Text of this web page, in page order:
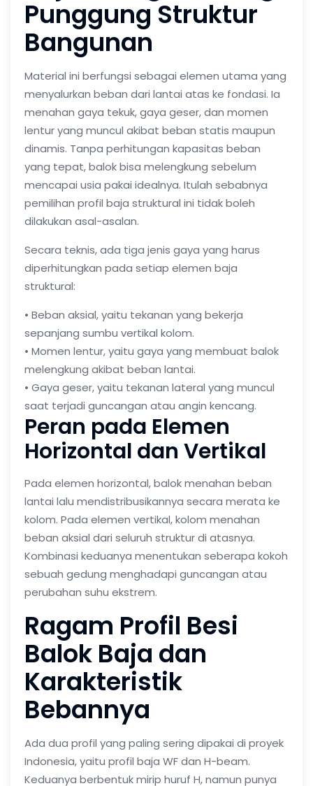
Punggung Struktur
Bangunan
Material ini berfungsi sebagai elemen utama yang
menyalurkan beban dari lantai atas ke fondasi. Ia
menahan gaya tekuk, gaya geser, dan momen
lentur yang muncul akibat beban statis maupun
dinamis. Tanpa perhitungan kapasitas beban
yang tepat, balok bisa melengkung sebelum
mencapai usia pakai idealnya. Itulah sebabnya
pemilihan profil baja struktural ini tidak boleh
dilakukan asal-asalan.
Secara teknis, ada tiga jenis gaya yang harus
diperhitungkan pada setiap elemen baja
struktural:
• Beban aksial, yaitu tekanan yang bekerja
sepanjang sumbu vertikal kolom.
• Momen lentur, yaitu gaya yang membuat balok
melengkung akibat beban lantai.
• Gaya geser, yaitu tekanan lateral yang muncul
saat terjadi guncangan atau angin kencang.
Peran pada Elemen
Horizontal dan Vertikal
Pada elemen horizontal, balok menahan beban
lantai lalu mendistribusikannya secara merata ke
kolom. Pada elemen vertikal, kolom menahan
beban aksial dari seluruh struktur di atasnya.
Kombinasi keduanya menentukan seberapa kokoh
sebuah gedung menghadapi guncangan atau
perubahan suhu ekstrem.
Ragam Profil Besi
Balok Baja dan
Karakteristik
Bebannya
Ada dua profil yang paling sering dipakai di proyek
Indonesia, yaitu profil baja WF dan H-beam.
Keduanya berbentuk mirip huruf H, namun punya